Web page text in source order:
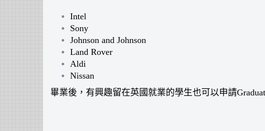
Intel
Sony
Johnson and Johnson
Land Rover
Aldi
Nissan
畢業後，有興趣留在英國就業的學生也可以申請